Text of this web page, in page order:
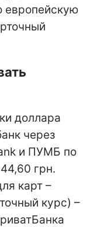
европейскую
доллара
через
и ПУМБ по
грн.
карт –
курс) –